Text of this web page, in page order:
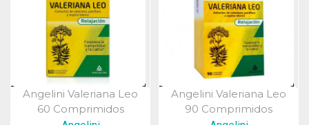
Vista Rápida
Angelini Valeriana Leo
60 Comprimidos
Vista Rápida
Angelini Valeriana Leo
90 Comprimidos